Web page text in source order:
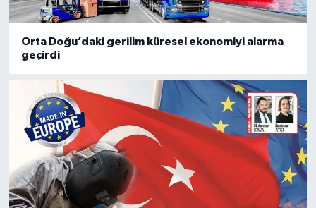
Orta Doğu’daki gerilim küresel ekonomiyi alarma
geçirdi